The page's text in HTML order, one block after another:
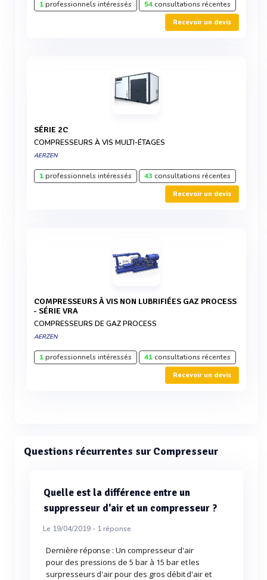
1professionnels intéressés 54consultations récentes
Recevoir un devis
SÉRIE 2C
COMPRESSEURS À VIS MULTI-ÉTAGES
AERZEN
1professionnels intéressés 43 consultations récentes
Recevoir un devis
COMPRESSEURS À VIS NON LUBRIFIÉES GAZ PROCESS
- SÉRIE VRA
COMPRESSEURS DE GAZ PROCESS
AERZEN
1professionnels intéressés 41consultations récentes
Recevoir un devis
Questions récurrentes sur Compresseur
Quelle est la différence entre un
suppresseur d'air et un compresseur ?
Le 19/04/2019 - 1réponse
Dernière réponse : Un compresseur d'air
pour des pressions de 5 bar à 15 bar et les
surpresseurs d'air pour des gros débit d'air et